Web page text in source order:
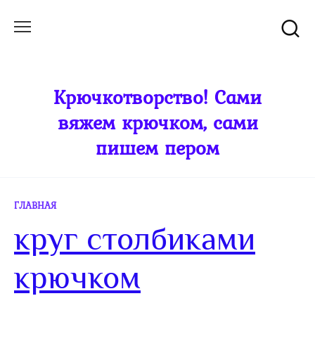
Крючкотворство! Сами
вяжем крючком, сами
пишем пером
ГЛАВНАЯ
круг столбиками
крючком